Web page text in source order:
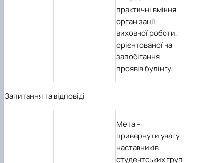
практичні вміння
організації
виховної роботи,
орієнтованої на
запобігання
проявів булінгу.
Запитання та відповіді
Мета–
привернути увагу
наставників
студентських груп